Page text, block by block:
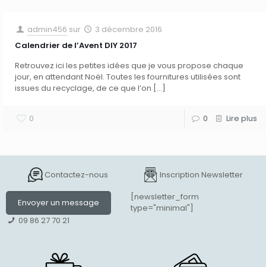
admin456 sur
3 décembre 2016
Calendrier de l’Avent DIY 2017
Retrouvez ici les petites idées que je vous propose chaque
jour, en attendant Noël. Toutes les fournitures utilisées sont
issues du recyclage, de ce que l’on […]
0 0 Lire plus
Contactez-nous
Envoyer un message
09 86 27 70 21
Inscription Newsletter
[newsletter_form
type="minimal"]